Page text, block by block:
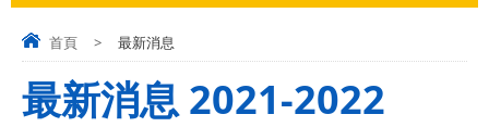
首頁 > 最新消息
最新消息 2021-2022